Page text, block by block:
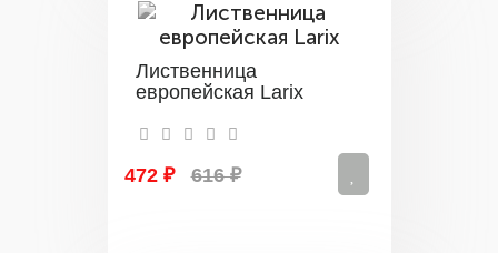
Лиственница
европейская Larix
472 ₽ 616 ₽